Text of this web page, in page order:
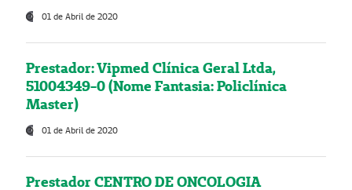
01 de Abril de 2020
Prestador: Vipmed Clínica Geral Ltda,
51004349-0 (Nome Fantasia: Policlínica
Master)
01 de Abril de 2020
Prestador CENTRO DE ONCOLOGIA